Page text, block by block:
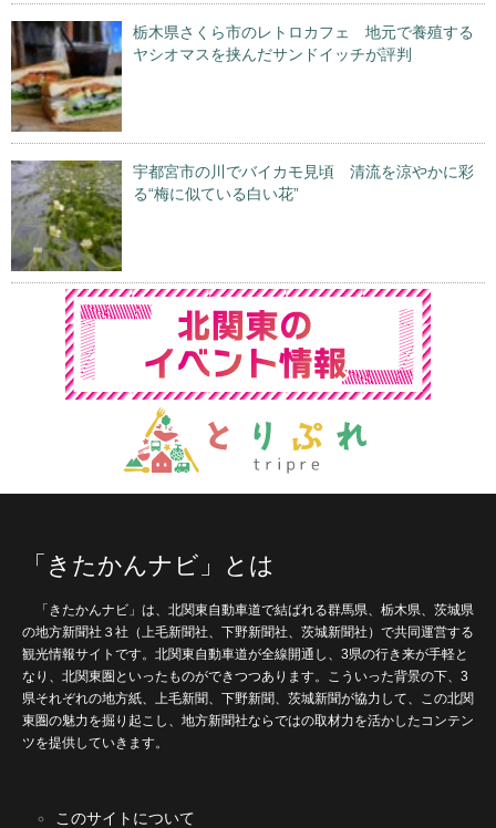
栃木県さくら市のレトロカフェ 地元で養殖する
ヤシオマスを挟んだサンドイッチが評判
宇都宮市の川でバイカモ見頃 清流を涼やかに彩
る“梅に似ている白い花”
「きたかんナビ」とは
「きたかんナビ」は、北関東自動車道で結ばれる群馬県、栃木県、茨城県
の地方新聞社３社（上毛新聞社、下野新聞社、茨城新聞社）で共同運営する
観光情報サイトです。北関東自動車道が全線開通し、3県の行き来が手軽と
なり、北関東圏といったものができつつあります。こういった背景の下、3
県それぞれの地方紙、上毛新聞、下野新聞、茨城新聞が協力して、この北関
東圏の魅力を掘り起こし、地方新聞社ならではの取材力を活かしたコンテン
ツを提供していきます。
このサイトについて